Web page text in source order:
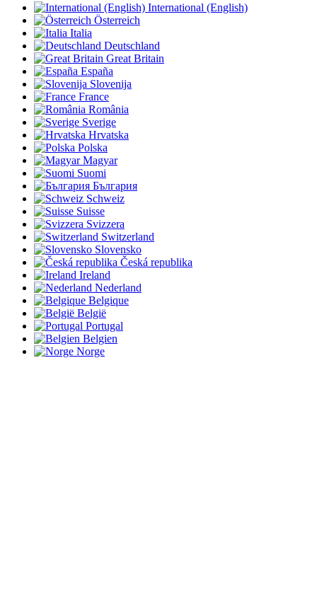
International (English)
Österreich
Italia
Deutschland
Great Britain
España
Slovenija
France
România
Sverige
Hrvatska
Polska
Magyar
Suomi
България
Schweiz
Suisse
Svizzera
Switzerland
Slovensko
Česká republika
Ireland
Nederland
Belgique
België
Portugal
Belgien
Norge